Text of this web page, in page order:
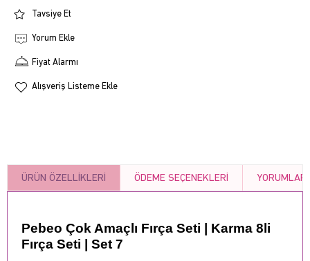
Tavsiye Et
Yorum Ekle
Fiyat Alarmı
Alışveriş Listeme Ekle
ÜRÜN ÖZELLIKLERI ÖDEME SEÇENEKLERI YORUMLAR
Pebeo Çok Amaçlı Fırça Seti | Karma 8li
Fırça Seti | Set 7